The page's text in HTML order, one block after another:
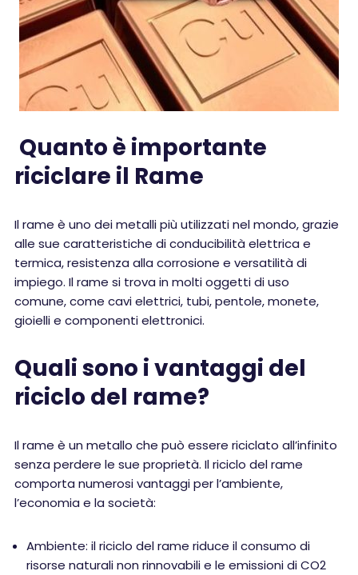
Quanto è importante
riciclare il Rame
Il rame è uno dei metalli più utilizzati nel mondo, grazie
alle sue caratteristiche di conducibilità elettrica e
termica, resistenza alla corrosione e versatilità di
impiego. Il rame si trova in molti oggetti di uso
comune, come cavi elettrici, tubi, pentole, monete,
gioielli e componenti elettronici.
Quali sono i vantaggi del
riciclo del rame?
Il rame è un metallo che può essere riciclato all’infinito
senza perdere le sue proprietà. Il riciclo del rame
comporta numerosi vantaggi per l’ambiente,
l’economia e la società:
Ambiente: il riciclo del rame riduce il consumo di
risorse naturali non rinnovabili e le emissioni di CO2